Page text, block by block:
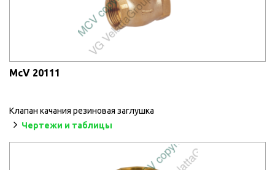
McV 20111
Клапан качания резиновая заглушка
Чертежи и таблицы